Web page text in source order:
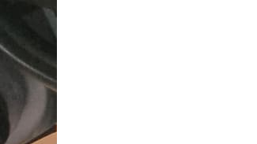
Citroen
Isuzu
Subaru